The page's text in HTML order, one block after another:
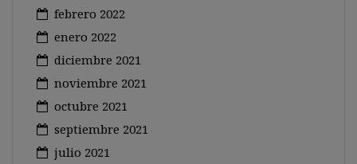
febrero 2022
enero 2022
diciembre 2021
noviembre 2021
octubre 2021
septiembre 2021
julio 2021